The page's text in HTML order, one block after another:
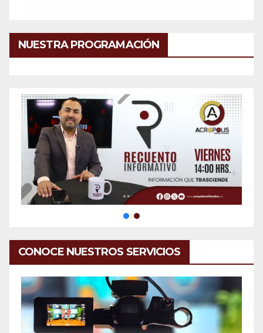
NUESTRA PROGRAMACIÓN
CONOCE NUESTROS SERVICIOS